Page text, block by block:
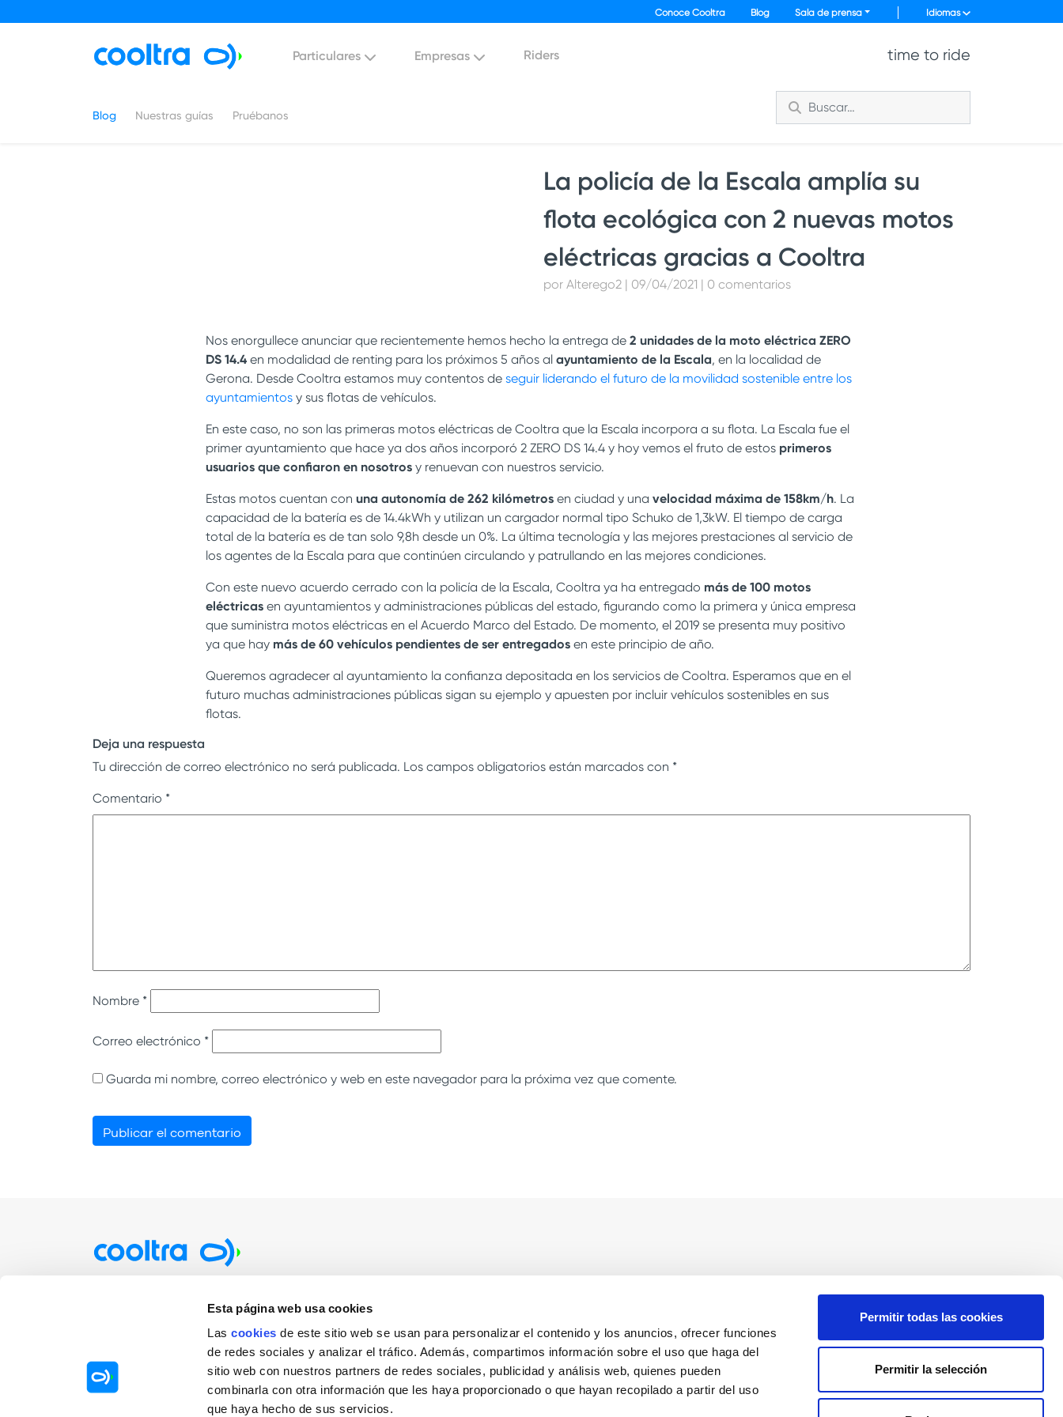
Esta página web usa cookies
Lascookies de este sitio web se usan para personalizar el contenido y los anuncios, ofrecer funciones
de redes sociales y analizar el tráfico. Además, compartimos información sobre el uso que haga del
sitio web con nuestros partners de redes sociales, publicidad y análisis web, quienes pueden
combinarla con otra información que les haya proporcionado o que hayan recopilado a partir del uso
que haya hecho de sus servicios.
Permitir todas las cookies
Permitir la selección
Conoce Cooltra Blog Sala de prensa Idiomas
Particulares Empresas Riders time to ride
Blog Nuestras guías Pruébanos
La policía de la Escala amplía su
flota ecológica con 2 nuevas motos
eléctricas gracias a Cooltra
por Alterego2 | 09/04/2021 | 0 comentarios
Nos enorgullece anunciar que recientemente hemos hecho la entrega de 2 unidades de la moto eléctrica ZERO
DS 14.4en modalidad de renting para los próximos 5 años alayuntamiento de la Escala, en la localidad de
Gerona. Desde Cooltra estamos muy contentos de seguir liderando el futuro de la movilidad sostenible entre los
ayuntamientosy sus flotas de vehículos.
En este caso, no son las primeras motos eléctricas de Cooltra que la Escala incorpora a su flota. La Escala fue el
primer ayuntamiento que hace ya dos años incorporó 2 ZERO DS 14.4 y hoy vemos el fruto de estos primeros
usuarios que confiaron en nosotrosy renuevan con nuestros servicio.
Estas motos cuentan con una autonomía de 262 kilómetrosen ciudad y una velocidad máxima de 158km/h. La
capacidad de la batería es de 14.4kWh y utilizan un cargador normal tipo Schuko de 1,3kW. El tiempo de carga
total de la batería es de tan solo 9,8h desde un 0%. La última tecnología y las mejores prestaciones al servicio de
los agentes de la Escala para que continúen circulando y patrullando en las mejores condiciones.
Con este nuevo acuerdo cerrado con la policía de la Escala, Cooltra ya ha entregado más de 100 motos
eléctricasen ayuntamientos y administraciones públicas del estado, figurando como la primera y única empresa
que suministra motos eléctricas en el Acuerdo Marco del Estado. De momento, el 2019 se presenta muy positivo
ya que hay más de 60 vehículos pendientes de ser entregadosen este principio de año.
Queremos agradecer al ayuntamiento la confianza depositada en los servicios de Cooltra. Esperamos que en el
futuro muchas administraciones públicas sigan su ejemplo y apuesten por incluir vehículos sostenibles en sus
flotas.
Deja una respuesta
Tu dirección de correo electrónico no será publicada. Los campos obligatorios están marcados con *
Comentario *
Nombre *
Correo electrónico *
Guarda mi nombre, correo electrónico y web en este navegador para la próxima vez que comente.
Alquiler por minutos / horas
Alquiler por meses
Renting
Sharing for employees
Mobility for Business
Sharing para empleados
Contacto
Conoce a Cooltra
Notas de prensa
Redes sociales
Descarga nuestra app